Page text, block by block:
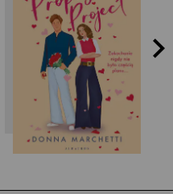
Donna Marchetti